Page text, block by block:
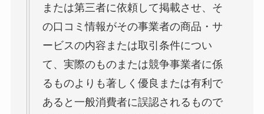
または第三者に依頼して掲載させ、そ
の口コミ情報がその事業者の商品・サ
ービスの内容または取引条件につい
て、実際のものまたは競争事業者に係
るものよりも著しく優良または有利で
あると一般消費者に誤認されるもので